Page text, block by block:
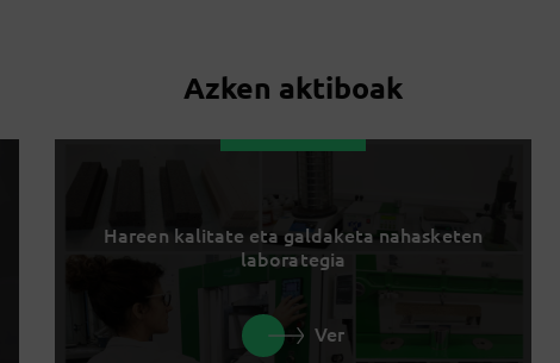
Azken aktiboak
Hareen kalitate eta galdaketa nahasketen
laborategia
Ver